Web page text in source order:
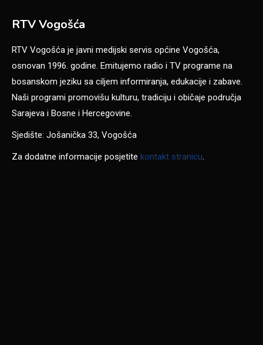
RTV Vogošća
RTV Vogošća je javni medijski servis općine Vogošća,
osnovan 1996. godine. Emitujemo radio i TV programe na
bosanskom jeziku sa ciljem informiranja, edukacije i zabave.
Naši programi promovišu kulturu, tradiciju i običaje područja
Sarajeva i Bosne i Hercegovine.
Sjedište: Jošanička 33, Vogošća
Za dodatne informacije posjetite kontakt stranicu.